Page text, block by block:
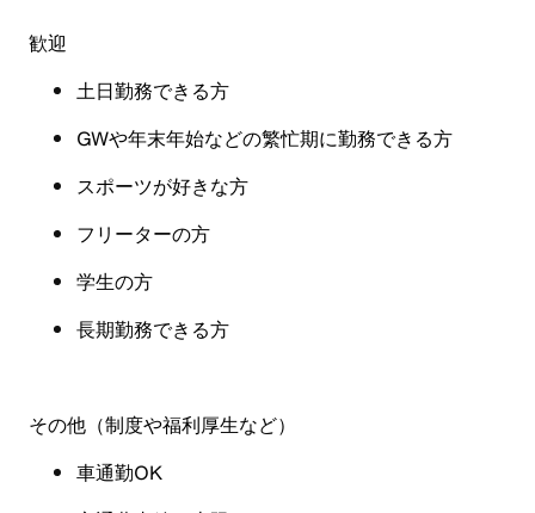
歓迎
土日勤務できる方
GWや年末年始などの繁忙期に勤務できる方
スポーツが好きな方
フリーターの方
学生の方
長期勤務できる方
その他（制度や福利厚生など）
車通勤OK